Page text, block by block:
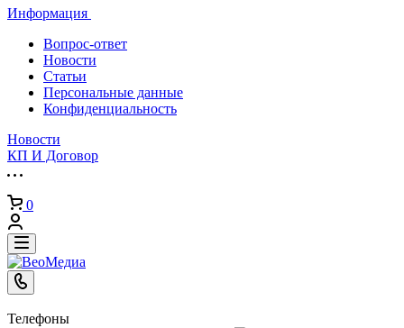
Информация
Вопрос-ответ
Новости
Статьи
Персональные данные
Конфиденциальность
Новости
КП И Договор
0
Телефоны